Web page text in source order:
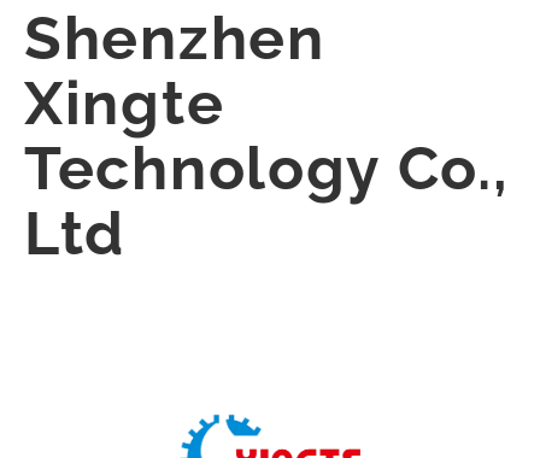
Shenzhen
Xingte
Technology Co.,
Ltd